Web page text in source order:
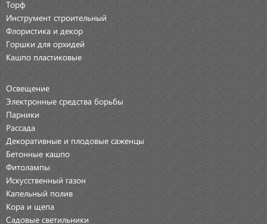
Торф
Инструмент строительный
Флористика и декор
Горшки для орхидей
Кашпо пластиковые
Освещение
Электронные средства борьбы
Парники
Рассада
Декоративные и плодовые саженцы
Бетонные кашпо
Фитолампы
Искусственный газон
Капельный полив
Кора и щепа
Садовые светильники